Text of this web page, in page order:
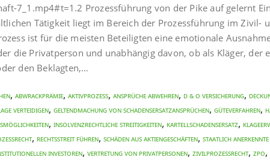
7_1.mp4#t=1.2 Prozessführung von der Pike auf gelernt
Tätigkeit liegt im Bereich der Prozessführung im Zivil-
ist für die meisten Beteiligten eine emotionale
die Privatperson und unabhängig davon, ob als Kläger, der
den Beklagten,…
, Abwrackprämie, Aktivprozess, Ansprüche abwehren, D & O Versicherung,
verteidigen, Geltendmachung von Schadensersatzansprüchen, Güteverfahren,
, Insolvenzrechtliche Streitigkeiten, Kartellschadensersatz,
, Rechtsstreit führen, Schäden aus Aktiengeschäften, Staatlich
Investoren, Vertretung von Privatpersonen, Zivilprozessrecht, ZPO,